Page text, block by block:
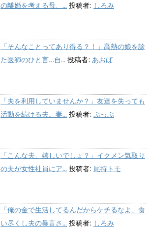
の離婚を考える母、... 投稿者: しろみ
「そんなことってあり得る？！」高熱の娘を診
た医師のひと言…自... 投稿者: あおば
「夫を利用していませんか？」友達を失っても
活動を続ける夫。妻... 投稿者: ぷっぷ
「こんな夫、嬉しいでしょ？」イクメン気取り
の夫が女性社員にア... 投稿者: 尾持トモ
「俺の金で生活してるんだからケチるなよ」食
い尽くし夫の暴言さ... 投稿者: しろみ